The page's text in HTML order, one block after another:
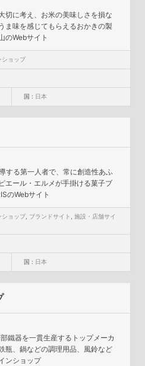
切に考え、お米の美味しさを損な
ま味を感じてもらえるおかきの製
のWebサイト
ショップ
国 : 日本
する第一人者で、常に創造性あふ
エール・エルメが手掛ける菓子ブ
のWebサイト
ショップ ブランドサイト ,施設・店舗サイ
国 : 日本
鐵器を一貫生産するトップメーカ
瓶、鍋などの調理用品、風鈴など
ンショップ